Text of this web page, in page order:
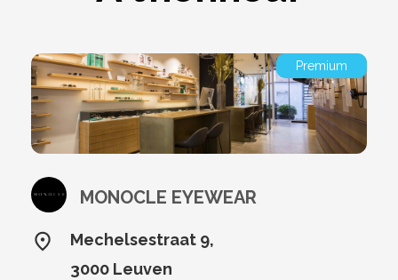
Premium
MONOCLE EYEWEAR
Mechelsestraat 9,
3000 Leuven